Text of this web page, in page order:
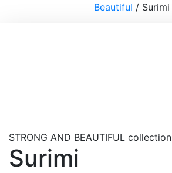
Beautiful / Surimi
STRONG AND BEAUTIFUL collection
Surimi